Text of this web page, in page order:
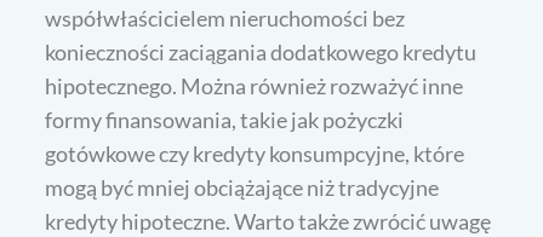
współwłaścicielem nieruchomości bez
konieczności zaciągania dodatkowego kredytu
hipotecznego. Można również rozważyć inne
formy finansowania, takie jak pożyczki
gotówkowe czy kredyty konsumpcyjne, które
mogą być mniej obciążające niż tradycyjne
kredyty hipoteczne. Warto także zwrócić uwagę